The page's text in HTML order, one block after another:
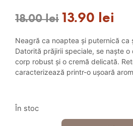
18.00lei Prețul
inițial
a
fost:
13.90 lei
Neagră ca noaptea și puternică ca
Datorită prăjirii speciale, se naște
corp robust și o cremă delicată.
caracterizează printr-o ușoară
În stoc